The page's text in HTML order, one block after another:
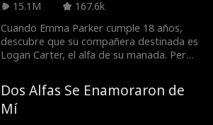
mismo hombre que odia y del que quiere
huir... ¿o es él el indicado? ¿Qué sucede
cuando otro Alfa también afirma ser su
pareja?
15.1M
167.6k
Cuando Emma Parker cumple 18 años,
descubre que su compañera destinada es
Logan Carter, el alfa de su manada. Pero
Logan la rechaza por otro lobo. Poco
después, Emma se entera de que no es
un lobo ordinario, y que muchas personas
Dos Alfas Se Enamoraron de
Mí